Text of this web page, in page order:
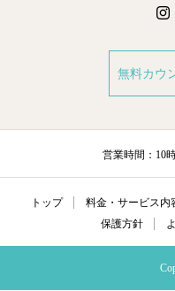
無料カウ
営業時間：10
トップ 料金・サービス内
保護方針